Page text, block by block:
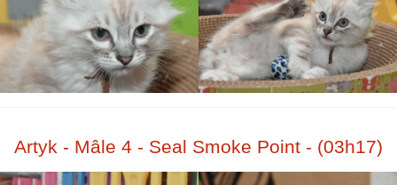
Artyk - Mâle 4 - Seal Smoke Point - (03h17)